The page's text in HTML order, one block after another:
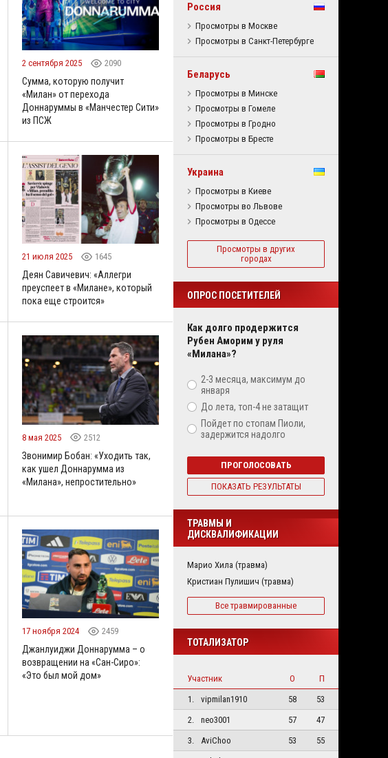
2 сентября 2025 2090
Сумма, которую получит
«Милан» от перехода
Доннаруммы в «Манчестер Сити»
из ПСЖ
21 июля 2025 1645
Деян Савичевич: «Аллегри
преуспеет в «Милане», который
пока еще строится»
8 мая 2025 2512
Звонимир Бобан: «Уходить так,
как ушел Доннарумма из
«Милана», непростительно»
17 ноября 2024 2459
Джанлуиджи Доннарумма – о
возвращении на «Сан-Сиро»:
«Это был мой дом»
Россия
Просмотры в Москве
Просмотры в Санкт-Петербурге
Беларусь
Просмотры в Минске
Просмотры в Гомеле
Просмотры в Гродно
Просмотры в Бресте
Украина
Просмотры в Киеве
Просмотры во Львове
Просмотры в Одессе
Просмотры в других
городах
ОПРОС ПОСЕТИТЕЛЕЙ
Как долго продержится
Рубен Аморим у руля
«Милана»?
2-3 месяца, максимум до
января
До лета, топ-4 не затащит
Пойдет по стопам Пиоли,
задержится надолго
ПРОГОЛОСОВАТЬ
ПОКАЗАТЬ РЕЗУЛЬТАТЫ
ТРАВМЫ И
ДИСКВАЛИФИКАЦИИ
Марио Хила (травма)
Кристиан Пулишич (травма)
Все травмированные
ТОТАЛИЗАТОР
Участник О
П
1.
vipmilan1910 58
53
2.
neo3001 57
47
3.
AviChoo 53
55